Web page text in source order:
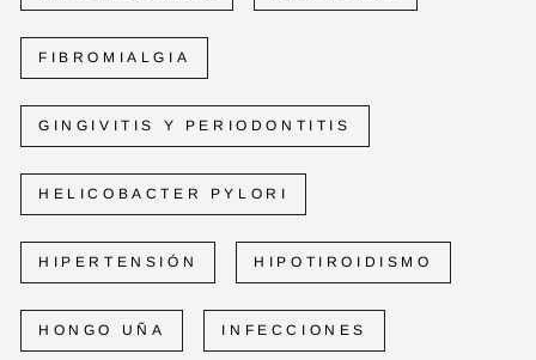
FIBROMIALGIA
GINGIVITIS Y PERIODONTITIS
HELICOBACTER PYLORI
HIPERTENSIÓN HIPOTIROIDISMO
HONGO UÑA INFECCIONES